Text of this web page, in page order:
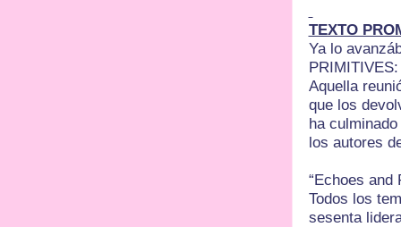
TEXTO
Ya lo
Aquella
que los
ha
los autores
“Echoes and
Todos los
sesenta